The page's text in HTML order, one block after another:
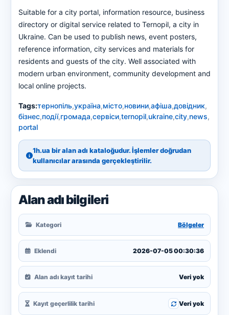
Suitable for a city portal, information resource, business
directory or digital service related to Ternopil, a city in
Ukraine. Can be used to publish news, event posters,
reference information, city services and materials for
residents and guests of the city. Well associated with
modern urban environment, community development and
local online projects.
Tags:тернопіль,україна,місто,новини,афіша,довідник,
бізнес,події,громада,сервіси,ternopil,ukraine,city,news,
portal
1h.ua bir alan adı kataloğudur. İşlemler doğrudan
kullanıcılar arasında gerçekleştirilir.
Alan adı bilgileri
Kategori Bölgeler
Eklendi 2026-07-05 00:30:36
Alan adı kayıt tarihi Veri yok
Kayıt geçerlilik tarihi Veri yok